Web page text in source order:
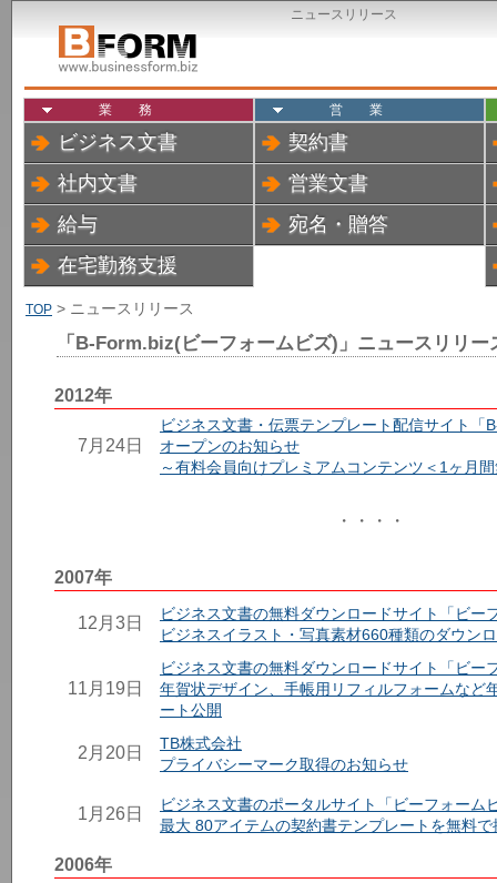
ニュースリリース
業務
ビジネス文書
社内文書
給与
在宅勤務支援
営業
契約書
営業文書
宛名・贈答
TOP > ニュースリリース
「B-Form.biz(ビーフォームビズ)」ニュースリリー
2012年
7月24日
ビジネス文書・伝票テンプレート配信サイト「
オープンのお知らせ
～有料会員向けプレミアムコンテンツ＜1ヶ月
・・・・
2007年
12月3日
ビジネス文書の無料ダウンロードサイト「ビー
ビジネスイラスト・写真素材660種類のダウン
11月19日
ビジネス文書の無料ダウンロードサイト「ビー
年賀状デザイン、手帳用リフィルフォームなど
ート公開
2月20日
TB株式会社
プライバシーマーク取得のお知らせ
1月26日
ビジネス文書のポータルサイト「ビーフォーム
最大 80アイテムの契約書テンプレートを無料で
2006年